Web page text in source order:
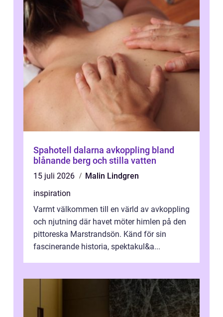
Spahotell dalarna avkoppling bland
blånande berg och stilla vatten
15 juli 2026
Malin Lindgren
inspiration
Varmt välkommen till en värld av avkoppling
och njutning där havet möter himlen på den
pittoreska Marstrandsön. Känd för sin
fascinerande historia, spektakul&a...